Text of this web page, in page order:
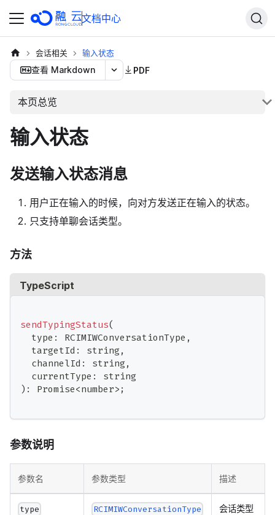
文档中心
会话相关 输入状态
查看 Markdown PDF
本页总览
输入状态
发送输入状态消息
用户正在输入的时候，向对方发送正在输入的状态。
只支持单聊会话类型。
方法
TypeScript
sendTypingStatus(
  type
: RCIMIWConversationType ,
  targetId
: string ,
  channelId
: string ,
  currentType
:
string
) : Promise<number> ;
参数说明
参数名 参数类型 描述
type RCIMIWConversationType 会话类型